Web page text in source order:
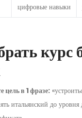
цифровые навыки
курс
в 1 фразе:
итальянский до уровня